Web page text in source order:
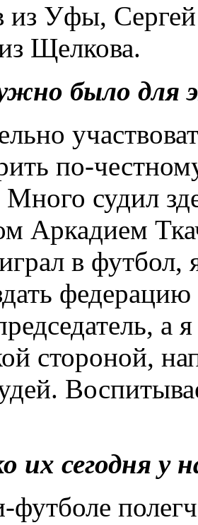
из Уфы,
Щелкова.
было для
по-
судил
Аркадием
в
а
стороной,
их сегодня у